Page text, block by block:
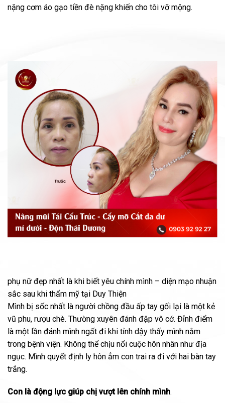
nặng cơm áo gạo tiền đè nặng khiến cho tôi vỡ mộng.
phụ nữ đẹp nhất là khi biết yêu chính mình – diện mạo nhuận
sắc sau khi thẩm mỹ tại Duy Thiện
Mình bị sốc nhất là người chồng đầu ấp tay gối lại là một kẻ
vũ phu, rượu chè. Thường xuyên đánh đập vô cớ. Đỉnh điểm
là một lần đánh mình ngất đi khi tỉnh dậy thấy mình nằm
trong bệnh viện. Không thể chịu nổi cuộc hôn nhân như địa
ngục. Mình quyết định ly hôn ẳm con trai ra đi với hai bàn tay
trắng.
Con là động lực giúp chị vượt lên chính mình.